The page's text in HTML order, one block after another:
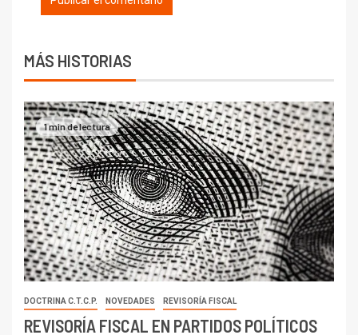
MÁS HISTORIAS
1 min de lectura
DOCTRINA C.T.C.P. NOVEDADES REVISORÍA FISCAL
REVISORÍA FISCAL EN PARTIDOS POLÍTICOS